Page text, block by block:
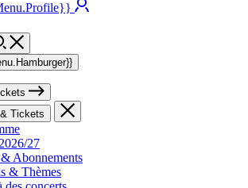
Tickets
27
Abonnements
& Thèmes